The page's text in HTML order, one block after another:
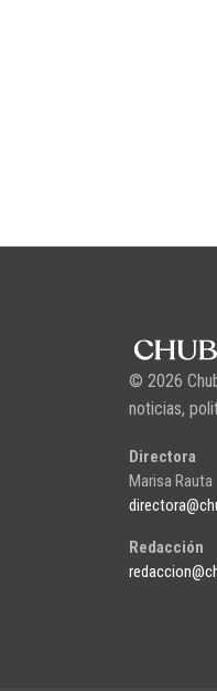
© 2026
noticias,
Directora
Marisa Rauta
Redacción